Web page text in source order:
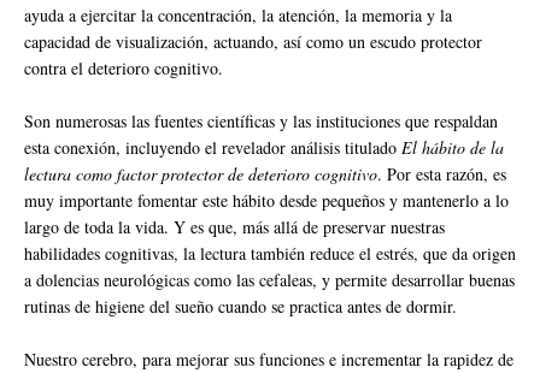
ayuda a ejercitar la concentración, la atención, la memoria y la
capacidad de visualización, actuando, así como un escudo protector
contra el deterioro cognitivo.
Son numerosas las fuentes científicas y las instituciones que respaldan
esta conexión, incluyendo el revelador análisis titulado El hábito de la
lectura como factor protector de deterioro cognitivo. Por esta razón, es
muy importante fomentar este hábito desde pequeños y mantenerlo a lo
largo de toda la vida. Y es que, más allá de preservar nuestras
habilidades cognitivas, la lectura también reduce el estrés, que da origen
a dolencias neurológicas como las cefaleas, y permite desarrollar buenas
rutinas de higiene del sueño cuando se practica antes de dormir.
Nuestro cerebro, para mejorar sus funciones e incrementar la rapidez de